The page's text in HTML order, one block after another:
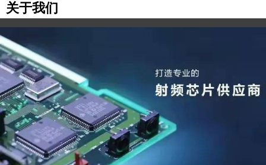
关于我们